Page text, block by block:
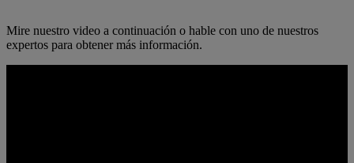
Mire nuestro video a continuación o hable con uno de nuestros
expertos para obtener más información.